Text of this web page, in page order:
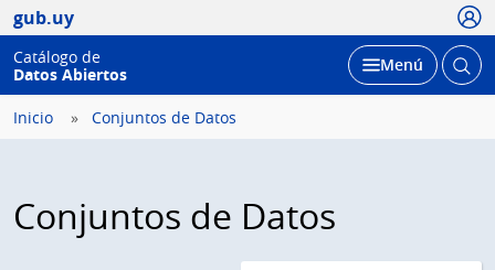
gub.uy
Catálogo de
Datos Abiertos
Desplegar
Menú Abrir
Inicio Conjuntos de Datos
Conjuntos de Datos